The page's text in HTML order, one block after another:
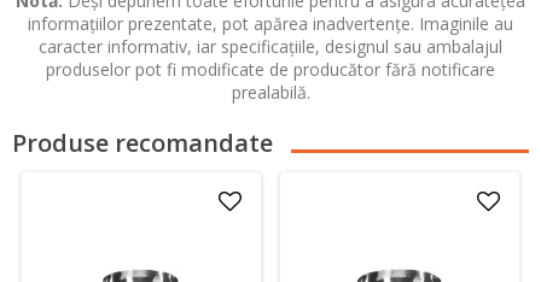
informațiilor prezentate, pot apărea inadvertențe. Imaginile au
caracter informativ, iar specificațiile, designul sau ambalajul
produselor pot fi modificate de producător fără notificare
prealabilă.
Produse recomandate